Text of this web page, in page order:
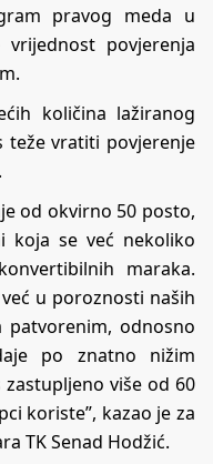
pravog meda u
povjerenja
količina lažiranog
teže vratiti povjerenje
od okvirno 50 posto,
koja se već nekoliko
maraka.
u poroznosti naših
odnosno
po znatno nižim
više od 60
koriste”, kazao je za
TK Senad Hodžić.